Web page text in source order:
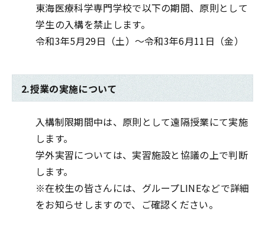
東海医療科学専門学校で以下の期間、原則として
学生の入構を禁止します。
令和3年5月29日（土）～令和3年6月11日（金）
2.授業の実施について
入構制限期間中は、原則として遠隔授業にて実施
します。
学外実習については、実習施設と協議の上で判断
します。
※在校生の皆さんには、グループLINEなどで詳細
をお知らせしますので、ご確認ください。